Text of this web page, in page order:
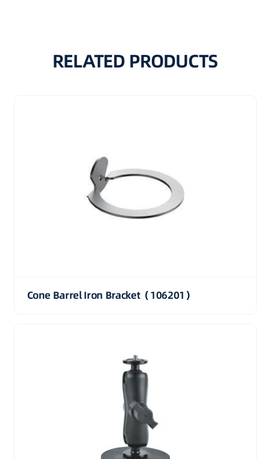
RELATED PRODUCTS
Cone Barrel Iron Bracket（106201）